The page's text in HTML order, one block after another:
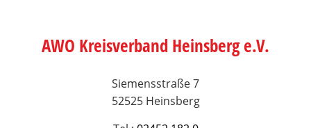
AWO Kreisverband Heinsberg e.V.
Siemensstraße 7
52525 Heinsberg